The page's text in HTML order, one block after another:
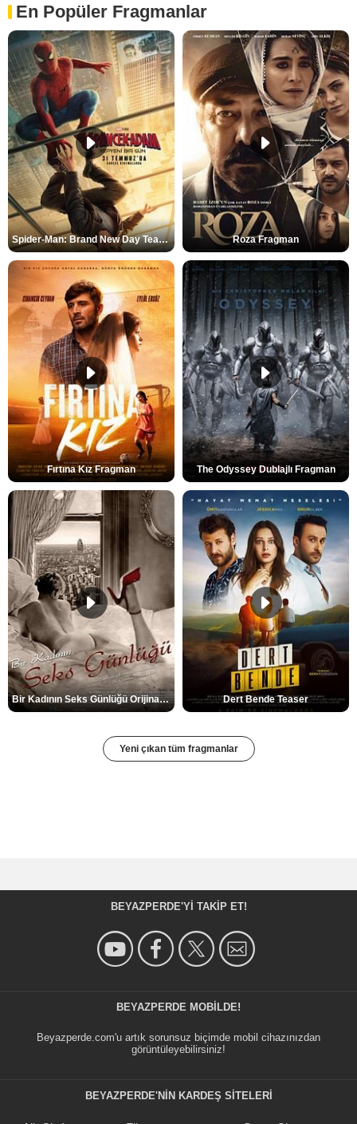
En Popüler Fragmanlar
Spider-Man: Brand New Day Teaser Roza Fragman
Fırtına Kız Fragman The Odyssey Dublajlı Fragman
Bir Kadının Seks Günlüğü Orijinal Fragman Dert Bende Teaser
Yeni çıkan tüm fragmanlar
BEYAZPERDE'YI TAKIP ET!
BEYAZPERDE MOBILDE!
Beyazperde.com'u artık sorunsuz biçimde mobil cihazınızdan
görüntüleyebilirsiniz!
BEYAZPERDE'NIN KARDEŞ SİTELERİ